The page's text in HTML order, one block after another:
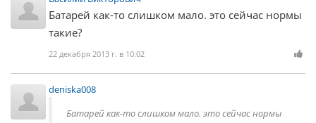
Батарей как-то слишком мало. это сейчас нормы
такие?
22 декабря 2013 г. в 10:02
deniska008
Батарей как-то слишком мало. это сейчас нормы